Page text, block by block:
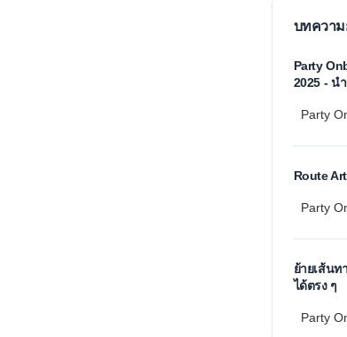
บทควา
Party
2025 - น
Party
Route
Party
ย้ายเส้นท
ได้ตรง ๆ
Party